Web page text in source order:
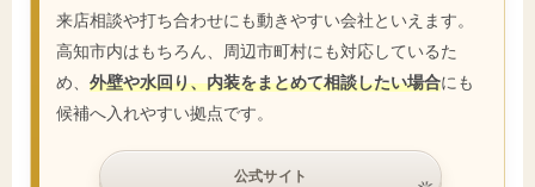
来店相談や打ち合わせにも動きやすい会社といえます。
高知市内はもちろん、周辺市町村にも対応しているた
め、 外壁や水回り、内装をまとめて相談したい場合にも
候補へ入れやすい拠点です。
公式サイト